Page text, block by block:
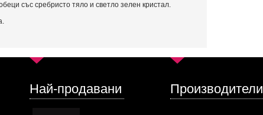
със сребристо тяло и светло зелен кристал.
Най-продавани Производители